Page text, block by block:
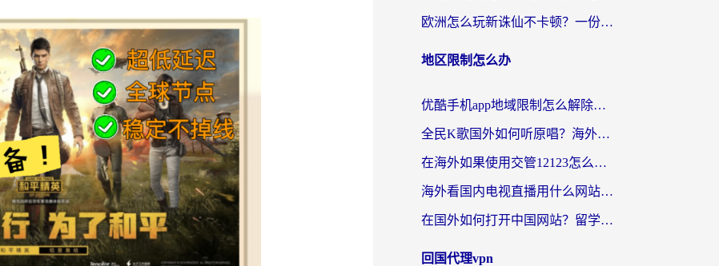
欧洲怎么玩新诛仙不卡顿？一份给海外游子的国服游戏畅玩指南
地区限制怎么办
优酷手机app地域限制怎么解除？海外党亲测有效的追剧方案
全民K歌国外如何听原唱？海外党亲测有效的回国加速器选择指南
在海外如果使用交管12123怎么处理？留学生亲测有效的回国加速方案
海外看国内电视直播用什么网站比较好？一篇解决你所有追剧难题的实用指南
在国外如何打开中国网站？留学生与海外华人的无缝访问指南
回国代理vpn